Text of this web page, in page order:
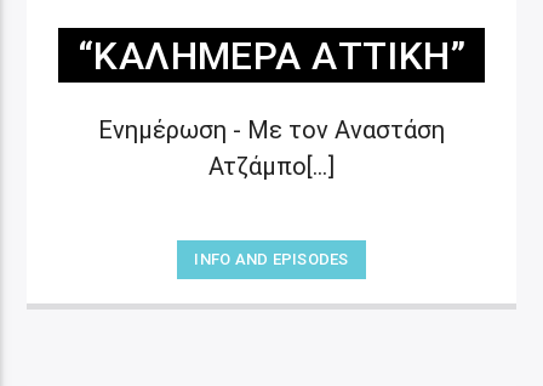
“ΚΑΛΗΜΈΡΑ ΑΤΤΙΚΉ”
Ενημέρωση - Με τον Αναστάση
Ατζάμπο[...]
INFO AND EPISODES